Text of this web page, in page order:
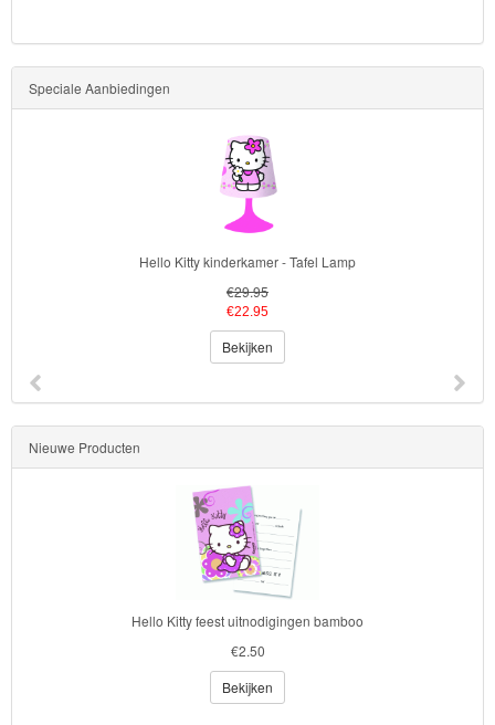
&
Poncho
Speciale Aanbiedingen
Hello Kitty kinderkamer - Tafel Lamp
Nieuwe Producten
Hello Kitty feest uitnodigingen bamboo
€2.50
Bekijken